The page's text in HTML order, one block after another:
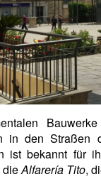
in den Straßen
ist bekannt für
dieAlfarería Tito,